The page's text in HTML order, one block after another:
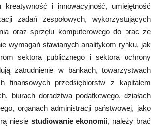
i innowacyjność, umiejętność
zadań zespołowych, wykorzystujących
oraz sprzętu komputerowego do prac ze
wymagań stawianych analitykom rynku, jak
sektora publicznego i sektora ochrony
zatrudnienie w bankach, towarzystwach
finansowych przedsiębiorstw z kapitałem
biurach doradztwa podatkowego, działach
organach administracji państwowej, jako
niesie studiowanie ekonomii, należy brać